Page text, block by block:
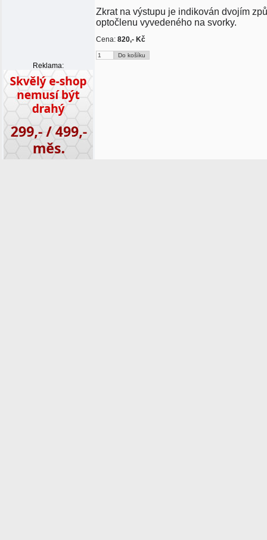
Reklama:
Zkrat na výstupu je indikován dvojím
optočlenu vyvedeného na svorky.
Cena: 820,- Kč